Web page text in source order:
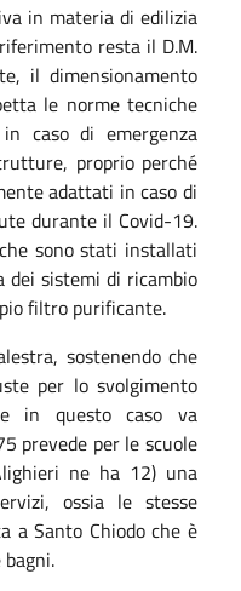
in materia di edilizia
resta il D.M.
il dimensionamento
le norme tecniche
caso di emergenza
proprio perché
adattati in caso di
durante il Covid-19.
sono stati installati
dei sistemi di ricambio
filtro purificante.
sostenendo che
per lo svolgimento
in questo caso va
prevede per le scuole
ne ha 12) una
ossia le stesse
a Santo Chiodo che è